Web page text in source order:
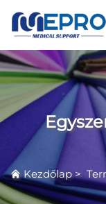
Kezdőlap>